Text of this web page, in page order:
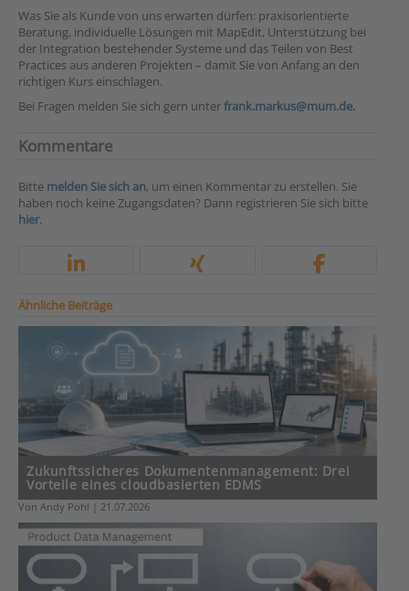
Was Sie als Kunde von uns erwarten dürfen: praxisorientierte
Beratung, individuelle Lösungen mit MapEdit, Unterstützung bei
der Integration bestehender Systeme und das Teilen von Best
Practices aus anderen Projekten – damit Sie von Anfang an den
richtigen Kurs einschlagen.
Bei Fragen melden Sie sich gern unterfrank.markus@mum.de.
Kommentare
Bitte melden Sie sich an, um einen Kommentar zu erstellen. Sie
haben noch keine Zugangsdaten? Dann registrieren Sie sich bitte
hier.
Ähnliche Beiträge
Zukunftssicheres Dokumentenmanagement: Drei
Vorteile eines cloudbasierten EDMS
Von Andy Pohl | 21.07.2026